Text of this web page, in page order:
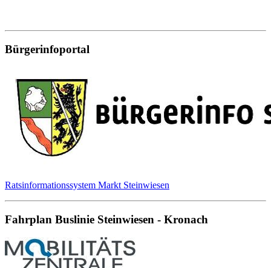
Bürgerinfoportal
Ratsinformationssystem Markt Steinwiesen
Fahrplan Buslinie Steinwiesen - Kronach